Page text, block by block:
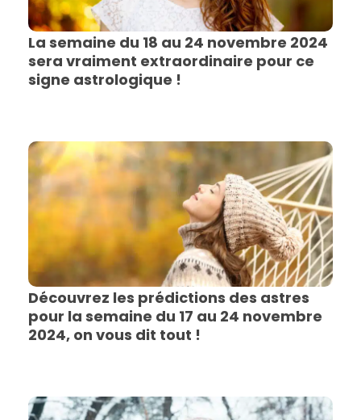
La semaine du 18 au 24 novembre 2024
sera vraiment extraordinaire pour ce
signe astrologique !
Découvrez les prédictions des astres
pour la semaine du 17 au 24 novembre
2024, on vous dit tout !